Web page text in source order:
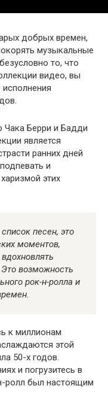
добрых времен,
музыкальные
то, что
видео, вы
Чака Берри и Бадди
является
ранних дней
и
этих
песен, это
моментов,
возможность
рок-н-ролла и
к миллионам
этой
50-х годов.
и погрузитесь в
ролл был настоящим